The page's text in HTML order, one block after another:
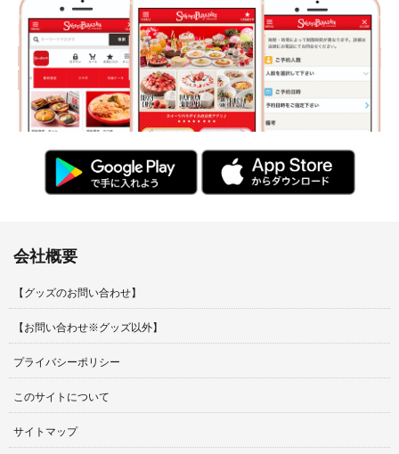
会社概要
【グッズのお問い合わせ】
【お問い合わせ※グッズ以外】
プライバシーポリシー
このサイトについて
サイトマップ